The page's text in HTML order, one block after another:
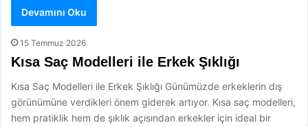
Devamını Oku
15 Temmuz 2026
Kısa Saç Modelleri ile Erkek Şıklığı
Kısa Saç Modelleri ile Erkek Şıklığı Günümüzde erkeklerin dış
görünümüne verdikleri önem giderek artıyor. Kısa saç modelleri,
hem pratiklik hem de şıklık açısından erkekler için ideal bir